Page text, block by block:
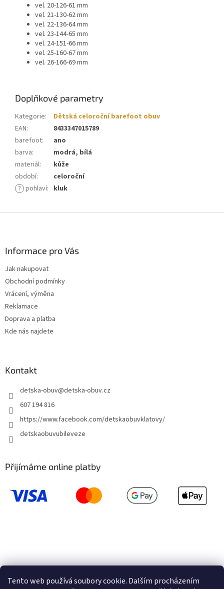
Tento web používá soubory cookie. Dalším procházením
vel. 20-126-61 mm
vel. 21-130-62 mm
vel. 22-136-64 mm
vel. 23-144-65 mm
vel. 24-151-66 mm
vel. 25-160-67 mm
vel. 26-166-69 mm
Doplňkové parametry
Kategorie:
Dětská celoroční barefoot obuv
EAN:
8433347015789
barefoot:
ano
barva:
modrá, bílá
materiál:
kůže
období:
celoroční
? pohlaví: kluk
Informace pro Vás
Jak nakupovat
Obchodní podmínky
Vrácení, výměna
Reklamace
Doprava a platba
Kde nás najdete
Kontakt
detska-obuv@detska-obuv.cz
607 194 816
https://www.facebook.com/detskaobuvklatovy/
detskaobuvubileveze
Přijímáme online platby